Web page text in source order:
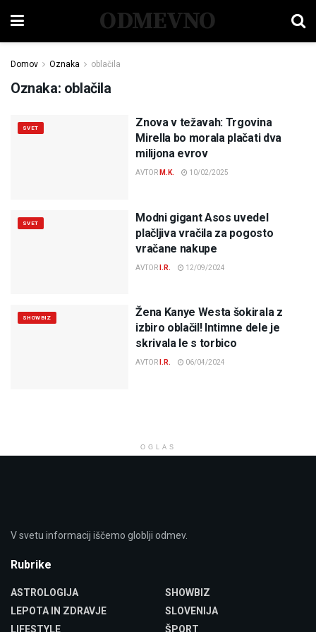
ODMEVNO
Domov Oznaka oblačila
Oznaka: oblačila
SVET
Znova v težavah: Trgovina
Mirella bo morala plačati dva
milijona evrov
AVTOR M.K. 10/02/2025
SVET
Modni gigant Asos uvedel
plačljiva vračila za pogosto
vračane nakupe
AVTOR I.R. 12/09/2024
SHOWBIZ
Žena Kanye Westa šokirala z
izbiro oblačil! Intimne dele je
skrivala le s torbico
AVTOR I.R. 06/04/2024
OGLAS
V svetu informacij iščemo globlji odmev.
Rubrike
ASTROLOGIJA
LEPOTA IN ZDRAVJE
LIFESTYLE
SHOWBIZ
SLOVENIJA
ŠPORT